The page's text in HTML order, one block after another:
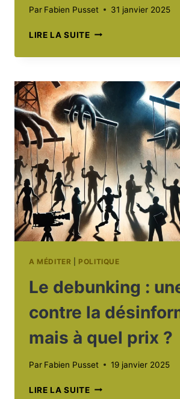
Par Fabien Pusset 31 janvier 2025
LIRE LA SUITELE
:
ALTERNATIVE
POUR
LA
FRANCE
FACE
À
LA
MONDIALISATION
A MÉDITER POLITIQUE
Le debunking :
contre la
mais à quel prix ?
Par Fabien Pusset 19 janvier 2025
LIRE LA SUITELE